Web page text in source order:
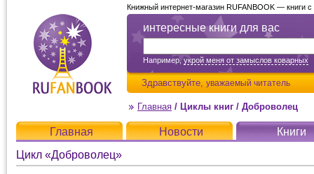
интересные книги для вас
Например,укрой меня от замыслов коварных
Здравствуйте, уважаемый читатель
Книжный интернет-магазин RUFANBOOK — книги
Главная / Циклы книг / Доброволец
Главная Новости
Книги
Цикл «Доброволец»